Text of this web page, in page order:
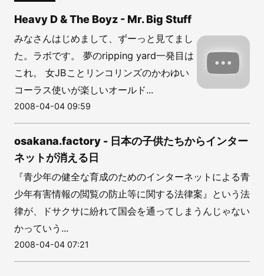
Heavy D & The Boyz - Mr. Big Stuff
みなさんはじめまして、ずーっと見てまし
た。ラボです。 夢のripping yard一発目は
これ。 女JBことリンコリンズのかわゆい
コーラス使いが楽しいオールド...
2008-04-04 09:59
osakana.factory - 日本の子供たちからインター
ネットが消える日
『青少年の健全な育成のためのインターネットによる青
少年有害情報の閲覧の防止等に関する法律案』という法
律が、ドサクサに紛れて国会を通ってしまうんじゃない
かっていう...
2008-04-04 07:21